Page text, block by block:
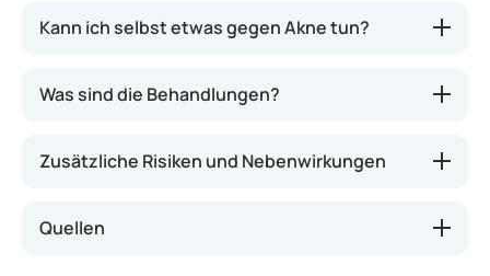
Kann ich selbst etwas gegen Akne tun?
Was sind die Behandlungen?
Zusätzliche Risiken und Nebenwirkungen
Quellen